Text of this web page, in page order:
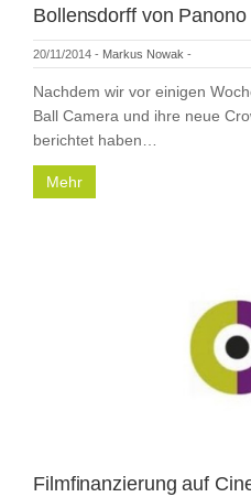
Bollensdorff von Panono
20/11/2014 - Markus Nowak -
Nachdem wir vor einigen
Ball Camera und ihre neue
berichtet haben…
Mehr
Filmfinanzierung auf